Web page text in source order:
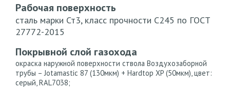
Рабочая поверхность
сталь марки Ст3, класс прочности С245 по ГОСТ
27772-2015
Покрывной слой газохода
окраска наружной поверхности ствола Воздухозаборной
трубы – Jotamastic 87 (130мкм) + Hardtop XP (50мкм), цвет:
серый, RAL7038;